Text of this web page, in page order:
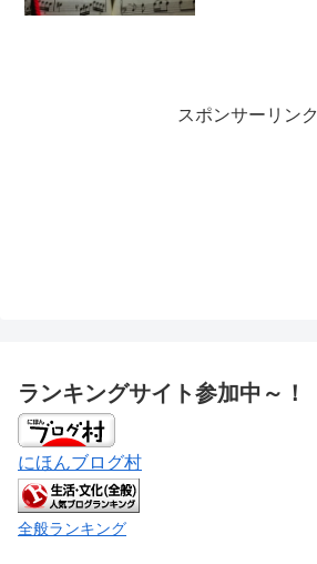
スポンサーリンク
ランキングサイト参加中～！
にほんブログ村
全般ランキング